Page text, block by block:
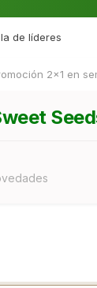
de líderes
2x1 en